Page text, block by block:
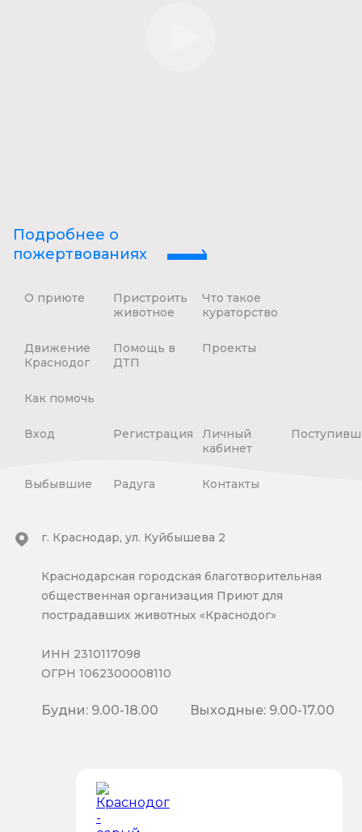
Подробнее о
пожертвованиях
О приюте
Пристроить
животное
Что такое
кураторство
Движение
Краснодог
Помощь в
ДТП
Проекты
Как помочь
Вход Регистрация
Личный
кабинет
Выбывшие Радуга Контакты
г. Краснодар, ул. Куйбышева 2
Краснодарская городская благотворительная
общественная организация Приют для
пострадавших животных «Краснодог»
ИНН 2310117098
ОГРН 1062300008110
Будни: 9.00-18.00 Выходные: 9.00-17.00